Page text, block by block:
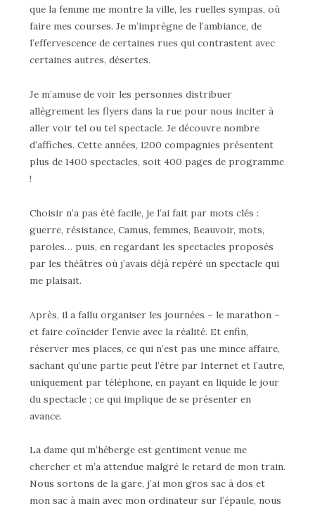
que la femme me montre la ville, les ruelles sympas, où
faire mes courses. Je m’imprègne de l’ambiance, de
l’effervescence de certaines rues qui contrastent avec
certaines autres, désertes.
Je m’amuse de voir les personnes distribuer
allègrement les flyers dans la rue pour nous inciter à
aller voir tel ou tel spectacle. Je découvre nombre
d’affiches. Cette années, 1200 compagnies présentent
plus de 1400 spectacles, soit 400 pages de programme
!
Choisir n’a pas été facile, je l’ai fait par mots clés :
guerre, résistance, Camus, femmes, Beauvoir, mots,
paroles… puis, en regardant les spectacles proposés
par les théâtres où j’avais déjà repéré un spectacle qui
me plaisait.
Après, il a fallu organiser les journées – le marathon –
et faire coïncider l’envie avec la réalité. Et enfin,
réserver mes places, ce qui n’est pas une mince affaire,
sachant qu’une partie peut l’être par Internet et l’autre,
uniquement par téléphone, en payant en liquide le jour
du spectacle ; ce qui implique de se présenter en
avance.
La dame qui m’héberge est gentiment venue me
chercher et m’a attendue malgré le retard de mon train.
Nous sortons de la gare, j’ai mon gros sac à dos et
mon sac à main avec mon ordinateur sur l’épaule, nous